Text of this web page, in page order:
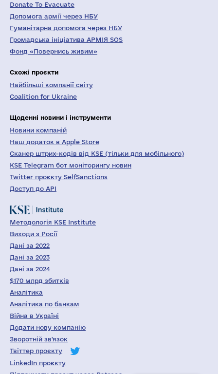
Donate To Evacuate
Допомога армії через НБУ
Гуманітарна допомога через НБУ
Громадська ініціатива АРМІЯ SOS
Фонд «Повернись живим»
Схожі проєкти
Найбільші компанії світу
Coalition for Ukraine
Щоденні новини і інструменти
Новини компаній
Наш додаток в Apple Store
Сканер штрих-кодів від KSE (тільки для мобільного)
KSE Telegram бот моніторингу новин
Twitter проєкту SelfSanctions
Доступ до API
Методологія KSE Institute
Виходи з Росії
Дані за 2022
Дані за 2023
Дані за 2024
$170 млрд збитків
Аналітика
Аналітика по банкам
Війна в Україні
Додати нову компанію
Зворотній зв'язок
Твіттер проєкту
LinkedIn проєкту